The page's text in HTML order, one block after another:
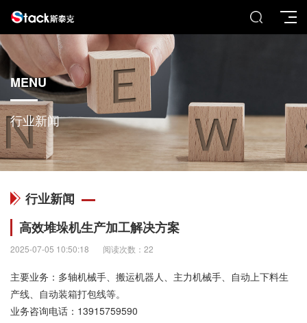
MENU
行业新闻
行业新闻
高效堆垛机生产加工解决方案
2025-07-05 10:50:18 阅读次数：22
主要业务：多轴机械手、搬运机器人、主力机械手、自动上下料生
产线、自动装箱打包线等。
业务咨询电话： 13915759590